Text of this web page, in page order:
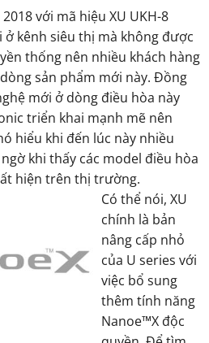
với mã hiệu XU UKH-8
kênh siêu thị mà không được
thống nên nhiều khách hàng
sản phẩm mới này. Đồng
mới ở dòng điều hòa này
triển khai mạnh mẽ nên
hiểu khi đến lúc này nhiều
khi thấy các model điều hòa
hiện trên thị trường.
Có thể nói, XU
chính là bản
nâng cấp nhỏ
của U series với
việc bổ sung
thêm tính năng
Nanoe™X độc